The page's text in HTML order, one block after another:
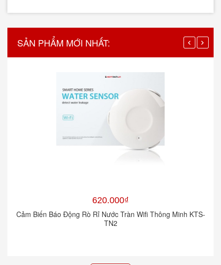
SẢN PHẨM MỚI NHẤT:
620.000₫
Cảm Biến Báo Động Rò Rỉ Nước Tràn Wifi Thông Minh KTS-
TN2